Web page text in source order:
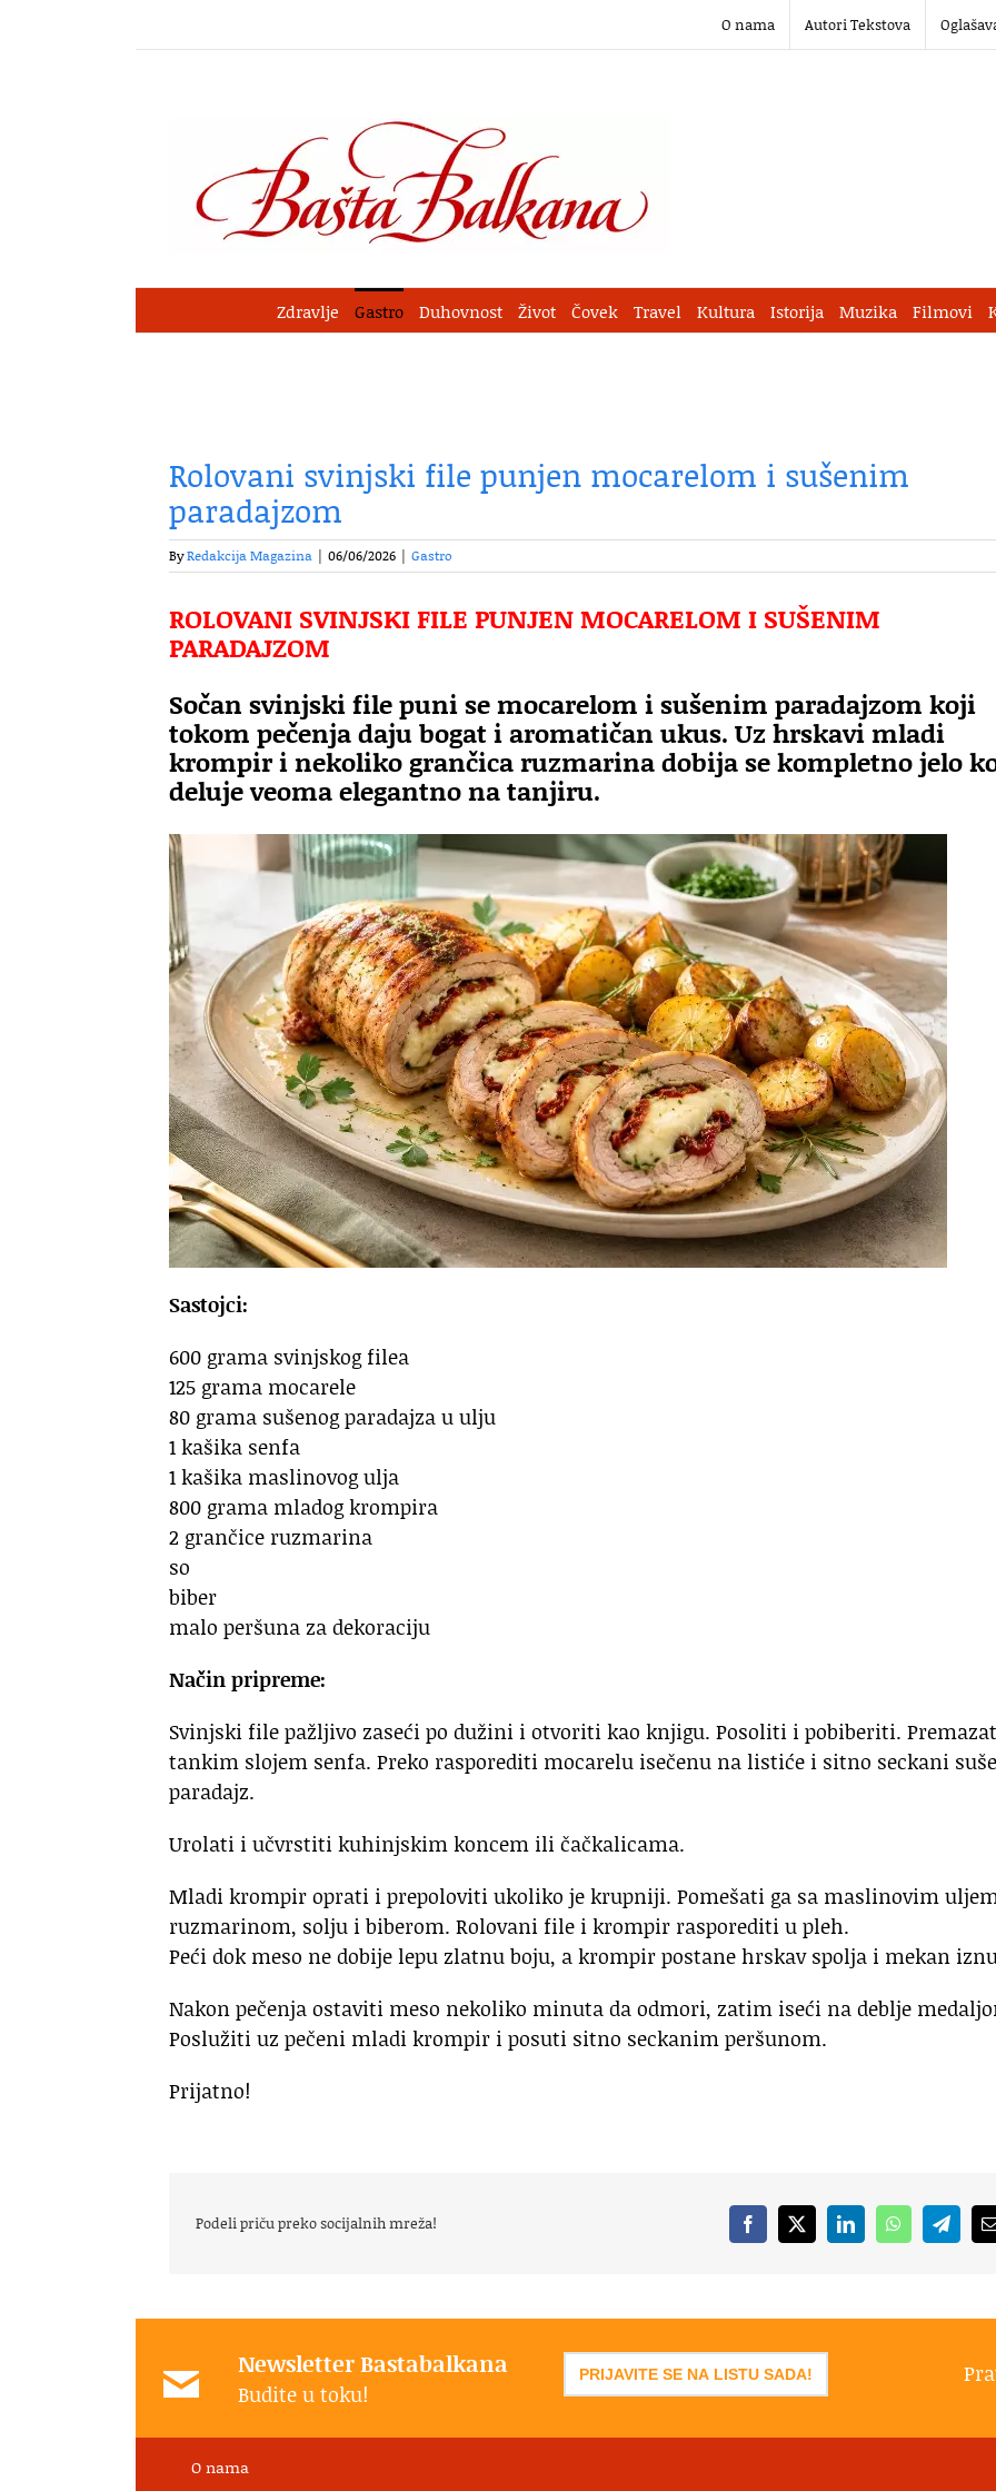
O nama Autori Tekstova
Zdravlje Gastro Duhovnost Život Čovek Travel Kultura Istorija Muzika Filmovi
Rolovani svinjski file punjen mocarelom i sušenim
paradajzom
ByRedakcija Magazina | 06/06/2026 | Gastro
ROLOVANI SVINJSKI FILE PUNJEN MOCARELOM I SUŠENIM
PARADAJZOM
Sočan svinjski file puni se mocarelom i sušenim paradajzom koji
tokom pečenja daju bogat i aromatičan ukus. Uz hrskavi mladi
krompir i nekoliko grančica ruzmarina dobija se kompletno jelo
deluje veoma elegantno na tanjiru.
Sastojci:
600 grama svinjskog filea
125 grama mocarele
80 grama sušenog paradajza u ulju
1 kašika senfa
1 kašika maslinovog ulja
800 grama mladog krompira
2 grančice ruzmarina
so
biber
malo peršuna za dekoraciju
Način pripreme:
Svinjski file pažljivo zaseći po dužini i otvoriti kao knjigu. Posoliti i pobiberiti.
tankim slojem senfa. Preko rasporediti mocarelu isečenu na listiće i sitno seckani
paradajz.
Urolati i učvrstiti kuhinjskim koncem ili čačkalicama.
Mladi krompir oprati i prepoloviti ukoliko je krupniji. Pomešati ga sa maslinovim
ruzmarinom, solju i biberom. Rolovani file i krompir rasporediti u pleh.
Peći dok meso ne dobije lepu zlatnu boju, a krompir postane hrskav spolja i mekan
Nakon pečenja ostaviti meso nekoliko minuta da odmori, zatim iseći na deblje
Poslužiti uz pečeni mladi krompir i posuti sitno seckanim peršunom.
Prijatno!
Podeli priču preko socijalnih mreža! Facebook
X LinkedInWhatsApp
Newsletter Bastabalkana
Budite u toku!
PRIJAVITE SE NA LISTU SADA!
O nama